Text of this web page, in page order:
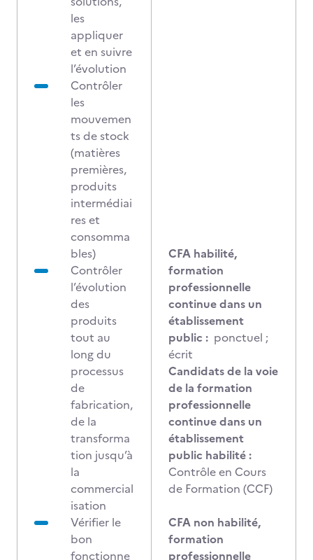
les
appliquer
et en suivre
l’évolution
Contrôler
les
mouvemen
ts de stock
(matières
premières,
produits
intermédiai
res et
consomma
bles)
Contrôler
l’évolution
des
produits
tout au
long du
processus
de
fabrication,
de la
transforma
tion jusqu’à
la
commercial
isation
Vérifier le
bon
fonctionne
CFA habilité,
formation
professionnelle
continue dans un
établissement
public : ponctuel ;
écrit
Candidats de la voie
de la formation
professionnelle
continue dans un
établissement
public habilité :
Contrôle en Cours
de Formation (CCF)
CFA non habilité,
formation
professionnelle